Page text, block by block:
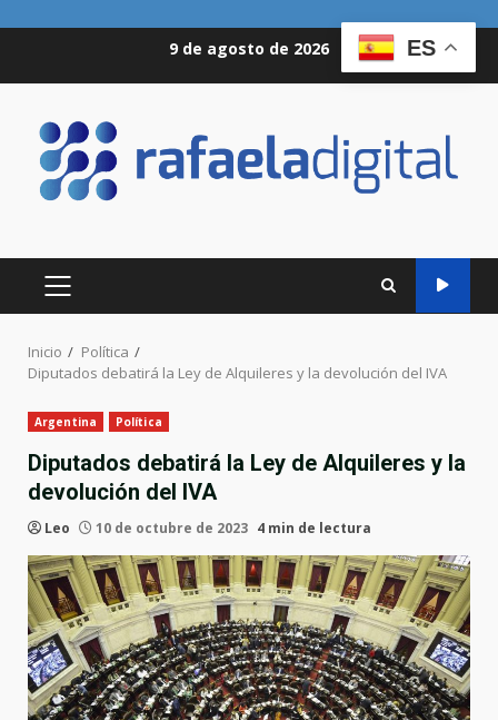
9 de agosto de 2026
MENÚ
PRINCIPAL
Inicio
Política
Diputados debatirá la Ley de Alquileres y la devolución del IVA
Argentina Política
Diputados debatirá la Ley de Alquileres y la
devolución del IVA
Leo 10 de octubre de 2023 4 min de lectura
ES